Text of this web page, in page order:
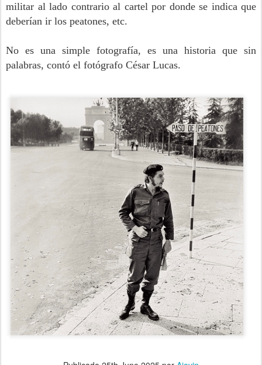
militar al lado contrario al cartel por donde se indica que
deberían ir los peatones, etc.
No es una simple fotografía, es una historia que sin
palabras, contó el fotógrafo César Lucas.